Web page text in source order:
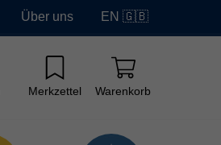
Über uns EN 🇬🇧
Merkzettel Warenkorb